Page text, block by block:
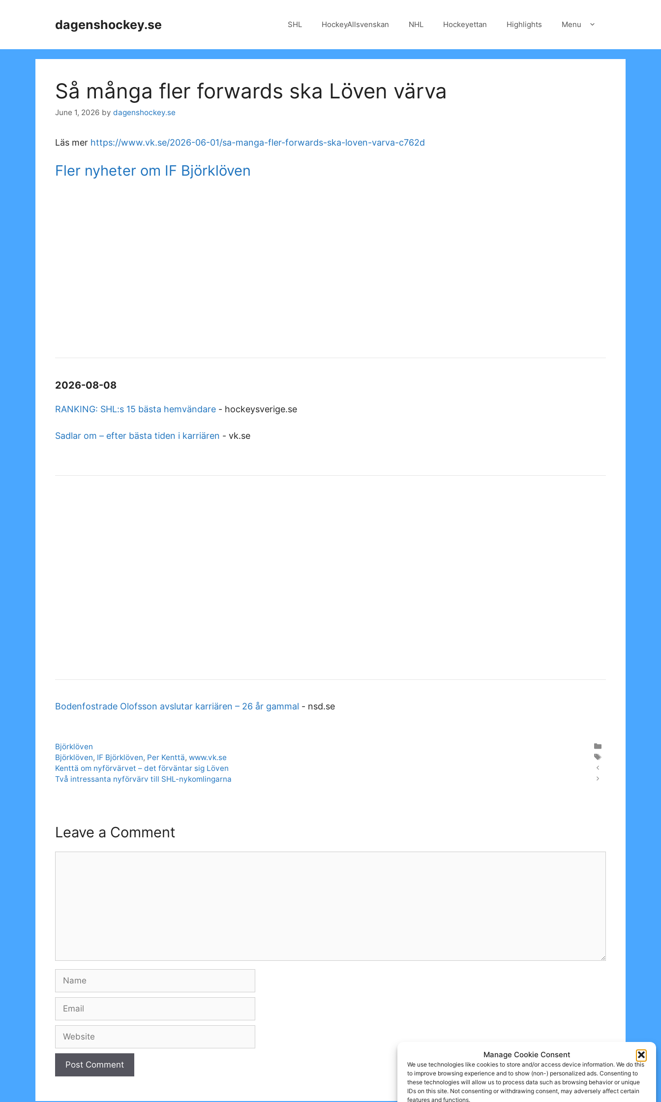
Manage Cookie Consent
We use technologies like cookies to store and/or access device information. We do this
to improve browsing experience and to show (non-) personalized ads. Consenting to
these technologies will allow us to process data such as browsing behavior or unique
IDs on this site. Not consenting or withdrawing consent, may adversely affect certain
features and functions.
dagenshockey.se SHL HockeyAllsvenskan NHL Hockeyettan Highlights Menu
Så många fler forwards ska Löven värva
June 1, 2026 by dagenshockey.se
Läs mer https://www.vk.se/2026-06-01/sa-manga-fler-forwards-ska-loven-varva-c762d
Fler nyheter om IF Björklöven
2026-08-08
RANKING: SHL:s 15 bästa hemvändare - hockeysverige.se
Sadlar om – efter bästa tiden i karriären - vk.se
Bodenfostrade Olofsson avslutar karriären – 26 år gammal - nsd.se
Categories
Björklöven
Tags
Björklöven, IF Björklöven, Per Kenttä, www.vk.se
Kenttä om nyförvärvet – det förväntar sig Löven
Två intressanta nyförvärv till SHL-nykomlingarna
Leave a Comment
Name
Email
Website